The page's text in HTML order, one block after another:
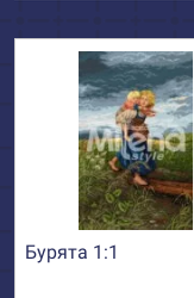
Бурята 1:1